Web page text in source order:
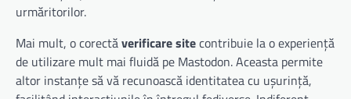
urmăritorilor.
Mai mult, o corectăverificare sitecontribuie la o experiență
de utilizare mult mai fluidă pe Mastodon. Aceasta permite
altor instanțe să vă recunoască identitatea cu ușurință,